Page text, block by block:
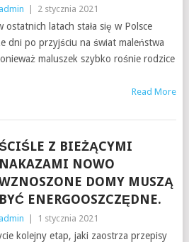
admin 2 stycznia 2021
latach stała się w Polsce
dni po przyjściu na świat maleństwa
maluszek szybko rośnie rodzice
Read More
Z BIEŻĄCYMI
NAKAZAMI NOWO
DOMY MUSZĄ
BYĆ ENERGOOSZCZĘDNE.
admin 1 stycznia 2021
kolejny etap, jaki zaostrza przepisy